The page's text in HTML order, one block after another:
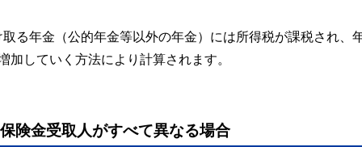
る年金（公的年金等以外の年金）には所得税が課税され、
していく方法により計算されます。
険金受取人がすべて異なる場合